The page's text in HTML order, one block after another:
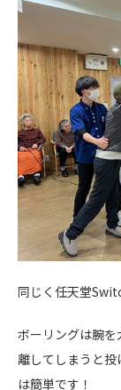
同じく任天堂
ボーリングは腕
離してしまうと
は簡単です！